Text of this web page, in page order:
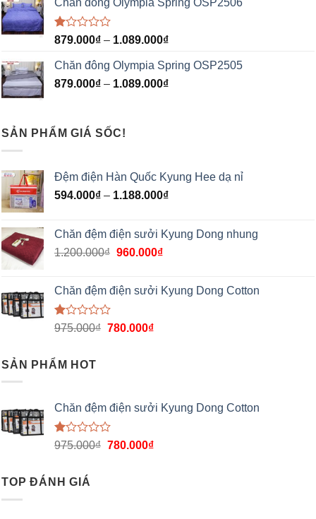
Chăn đông Olympia Spring OSP2506
Được
hạng
1.00
5
879.000₫ – 1.089.000₫
Chăn đông Olympia Spring OSP2505
879.000₫ – 1.089.000₫
SẢN PHẨM GIÁ SỐC!
Đệm điện Hàn Quốc Kyung Hee dạ nỉ
594.000₫ – 1.188.000₫
Chăn đệm điện sưởi Kyung Dong nhung
1.200.000₫ 960.000₫
Chăn đệm điện sưởi Kyung Dong Cotton
Được
1.00
5
975.000₫ 780.000₫
SẢN PHẨM HOT
Chăn đệm điện sưởi Kyung Dong Cotton
Được
1.00
5
975.000₫ 780.000₫
TOP ĐÁNH GIÁ